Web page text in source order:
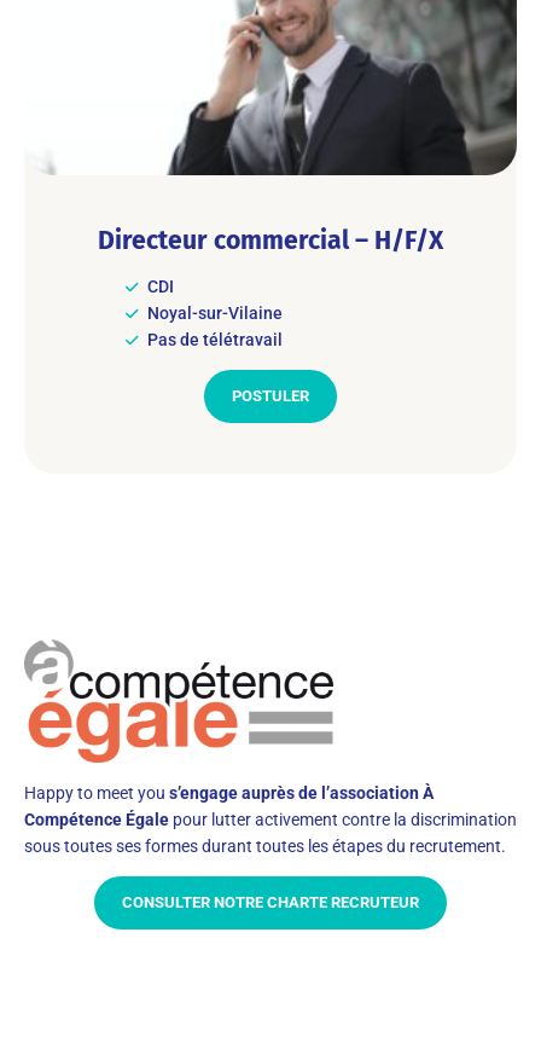
Directeur commercial – H/F/X
CDI
Noyal-sur-Vilaine
Pas de télétravail
POSTULER
Happy to meet you s’engage auprès de l’association À
Compétence Égale pour lutter activement contre la discrimination
sous toutes ses formes durant toutes les étapes du recrutement.
CONSULTER NOTRE CHARTE RECRUTEUR